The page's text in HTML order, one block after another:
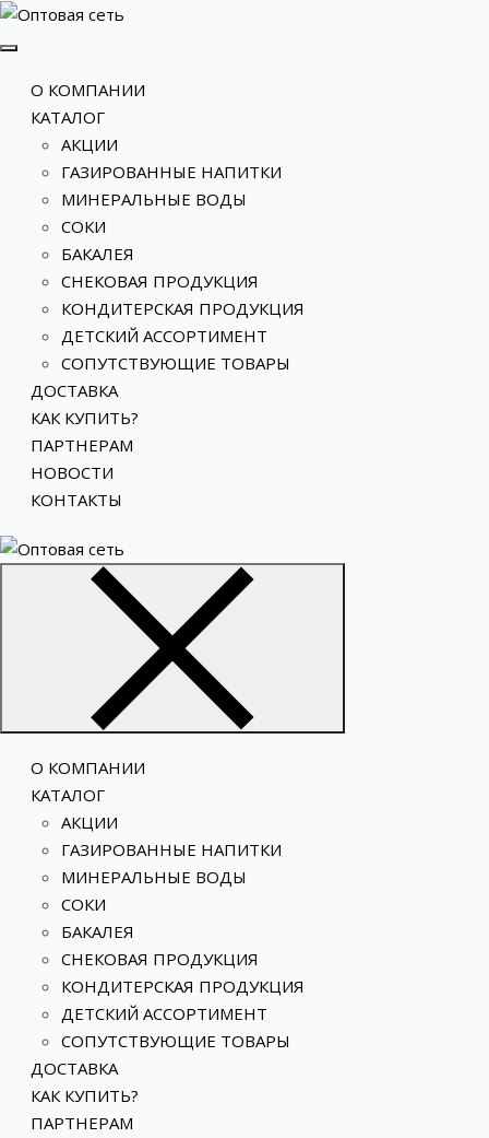
О КОМПАНИИ
КАТАЛОГ
АКЦИИ
ГАЗИРОВАННЫЕ НАПИТКИ
МИНЕРАЛЬНЫЕ ВОДЫ
СОКИ
БАКАЛЕЯ
СНЕКОВАЯ ПРОДУКЦИЯ
КОНДИТЕРСКАЯ ПРОДУКЦИЯ
ДЕТСКИЙ АССОРТИМЕНТ
СОПУТСТВУЮЩИЕ ТОВАРЫ
ДОСТАВКА
КАК КУПИТЬ?
ПАРТНЕРАМ
НОВОСТИ
КОНТАКТЫ
О КОМПАНИИ
КАТАЛОГ
АКЦИИ
ГАЗИРОВАННЫЕ НАПИТКИ
МИНЕРАЛЬНЫЕ ВОДЫ
СОКИ
БАКАЛЕЯ
СНЕКОВАЯ ПРОДУКЦИЯ
КОНДИТЕРСКАЯ ПРОДУКЦИЯ
ДЕТСКИЙ АССОРТИМЕНТ
СОПУТСТВУЮЩИЕ ТОВАРЫ
ДОСТАВКА
КАК КУПИТЬ?
ПАРТНЕРАМ